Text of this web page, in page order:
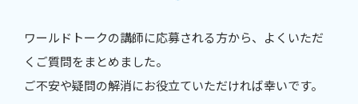
ワールドトークの講師に応募される方から、よくいただ
くご質問をまとめました。
ご不安や疑問の解消にお役立ていただければ幸いです。